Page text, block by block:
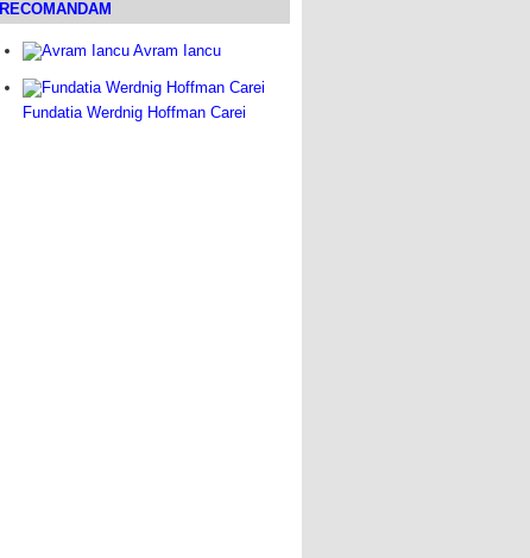
RECOMANDAM
Avram Iancu
Fundatia Werdnig Hoffman Carei